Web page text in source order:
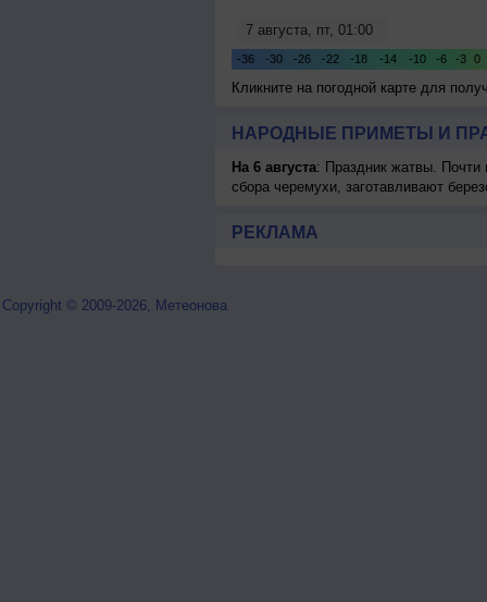
Кликните на погодной карте для
НАРОДНЫЕ ПРИМЕТЫ И
На 6 августа: Праздник жатвы. Почти
сбора черемухи, заготавливают
РЕКЛАМА
Copyright © 2009-2026, Метеонова